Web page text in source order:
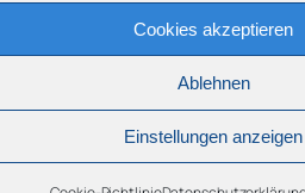
Cookies akzeptieren
Ablehnen
Einstellungen anzeigen